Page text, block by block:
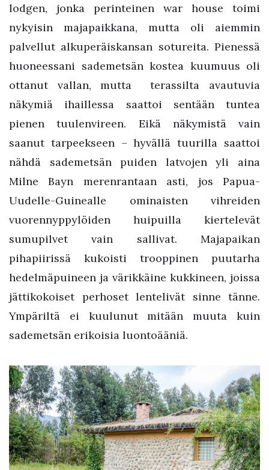
lodgen, jonka perinteinen war house toimi
nykyisin majapaikkana, mutta oli aiemmin
palvellut alkuperäiskansan sotureita. Pienessä
huoneessani sademetsän kostea kuumuus oli
ottanut vallan, mutta terassilta avautuvia
näkymiä ihaillessa saattoi sentään tuntea
pienen tuulenvireen. Eikä näkymistä vain
saanut tarpeekseen – hyvällä tuurilla saattoi
nähdä sademetsän puiden latvojen yli aina
Milne Bayn merenrantaan asti, jos Papua-
Uudelle-Guinealle ominaisten vihreiden
vuorennyppylöiden huipuilla kiertelevät
sumupilvet vain sallivat. Majapaikan
pihapiirissä kukoisti trooppinen puutarha
hedelmäpuineen ja värikkäine kukkineen, joissa
jättikokoiset perhoset lentelivät sinne tänne.
Ympäriltä ei kuulunut mitään muuta kuin
sademetsän erikoisia luontoääniä.